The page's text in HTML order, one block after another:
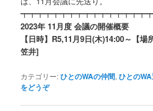
2023年 11月度 会議の開催概要
【日時】R5,11月9日(木)14:00～【
笠井]
カテゴリー:ひとのWAの仲間,ひとの
をどうぞ